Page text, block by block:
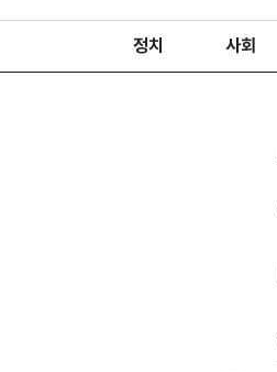
정치 사회